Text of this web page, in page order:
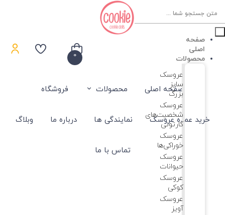
search
0
صفحه اصلی محصولات فروشگاه
خرید عمده عروسک نمایندگی ها درباره ما وبلاگ
تماس با ما
صفحه
اصلی
محصولات
عروسک
سایز
بزرگ
عروسک‌
شخصیت‌های
کارتونی
عروسک
خوراکی‌ها
عروسک
حیوانات
عروسک
کوکی
عروسک
آویز